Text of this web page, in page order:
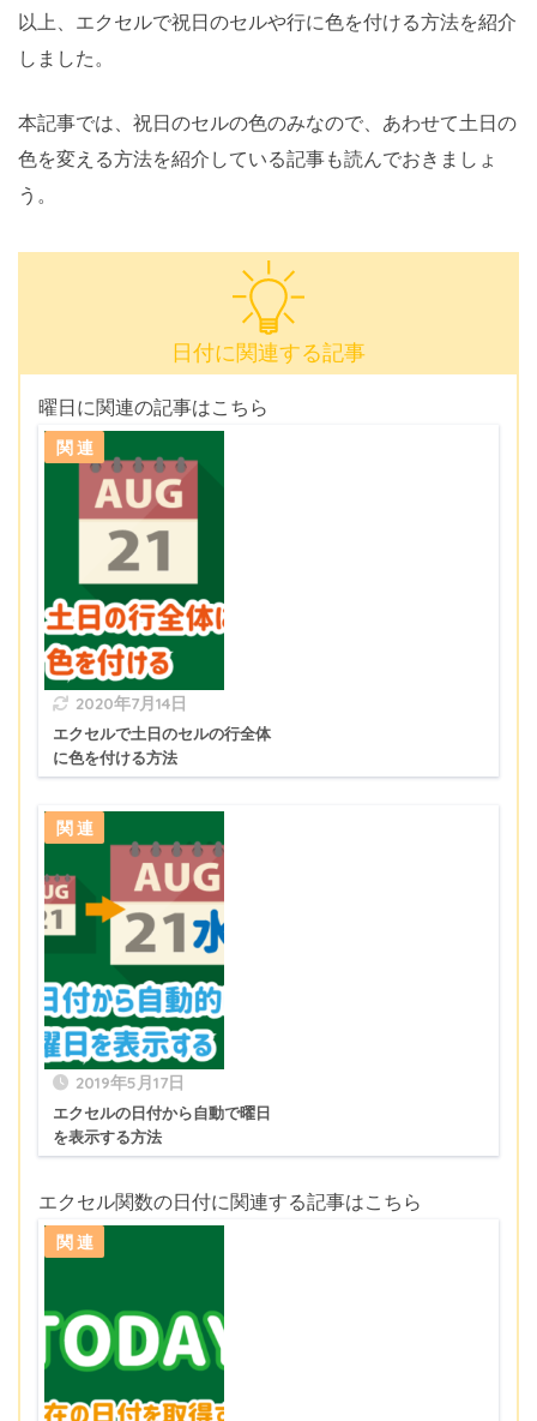
以上、エクセルで祝日のセルや行に色を付ける方法を紹介
しました。
本記事では、祝日のセルの色のみなので、あわせて土日の
色を変える方法を紹介している記事も読んでおきましょ
う。
日付に関連する記事
曜日に関連の記事はこちら
2020年7月14日
エクセルで土日のセルの行全体
に色を付ける方法
2019年5月17日
エクセルの日付から自動で曜日
を表示する方法
エクセル関数の日付に関連する記事はこちら